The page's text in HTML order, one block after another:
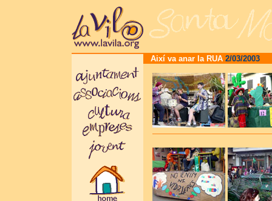
Així va anar la RUA 2/03/2003